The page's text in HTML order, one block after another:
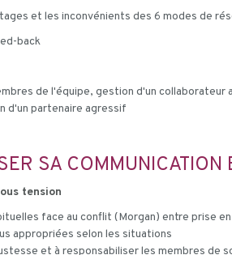
et les inconvénients des 6 modes de
back
de l'équipe, gestion d'un
d'un partenaire agressif
SA COMMUNICATION
tension
face au conflit (Morgan) entre prise
appropriées selon les situations
et à responsabiliser les membres de